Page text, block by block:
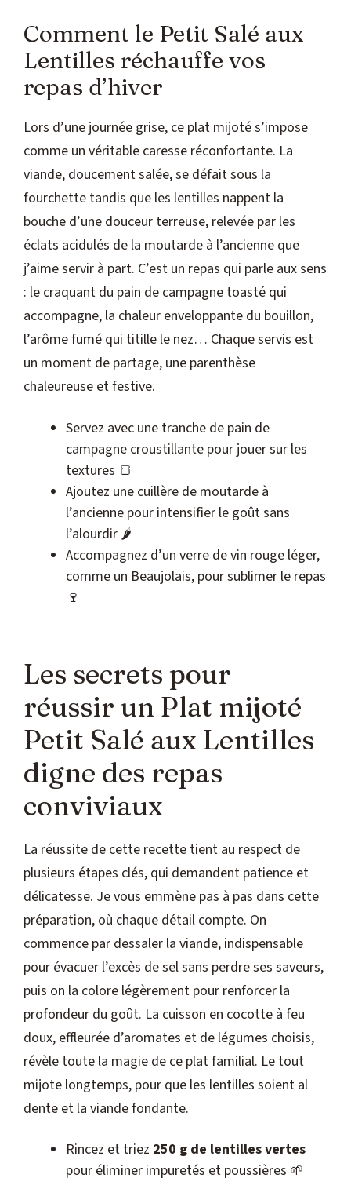
Comment le Petit Salé aux
Lentilles réchauffe vos
repas d’hiver
Lors d’une journée grise, ce plat mijoté s’impose
comme un véritable caresse réconfortante. La
viande, doucement salée, se défait sous la
fourchette tandis que les lentilles nappent la
bouche d’une douceur terreuse, relevée par les
éclats acidulés de la moutarde à l’ancienne que
j’aime servir à part. C’est un repas qui parle aux sens
: le craquant du pain de campagne toasté qui
accompagne, la chaleur enveloppante du bouillon,
l’arôme fumé qui titille le nez… Chaque servis est
un moment de partage, une parenthèse
chaleureuse et festive.
Servez avec une tranche de pain de
campagne croustillante pour jouer sur les
textures 🍞
Ajoutez une cuillère de moutarde à
l’ancienne pour intensifier le goût sans
l’alourdir 🌶️
Accompagnez d’un verre de vin rouge léger,
comme un Beaujolais, pour sublimer le repas
🍷
Les secrets pour
réussir un Plat mijoté
Petit Salé aux Lentilles
digne des repas
conviviaux
La réussite de cette recette tient au respect de
plusieurs étapes clés, qui demandent patience et
délicatesse. Je vous emmène pas à pas dans cette
préparation, où chaque détail compte. On
commence par dessaler la viande, indispensable
pour évacuer l’excès de sel sans perdre ses saveurs,
puis on la colore légèrement pour renforcer la
profondeur du goût. La cuisson en cocotte à feu
doux, effleurée d’aromates et de légumes choisis,
révèle toute la magie de ce plat familial. Le tout
mijote longtemps, pour que les lentilles soient al
dente et la viande fondante.
Rincez et triez 250 g de lentilles vertes
pour éliminer impuretés et poussières 🌱